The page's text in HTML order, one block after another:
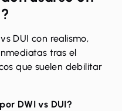
DUI con realismo,
tras el
que suelen debilitar
DWI vs DUI?